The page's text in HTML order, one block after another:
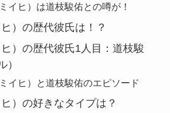
イヒ）は道枝駿佑との噂が！
）の歴代彼氏は！？
）の歴代彼氏1人目：道枝駿
）
イヒ）と道枝駿佑のエピソード
）の好きなタイプは？